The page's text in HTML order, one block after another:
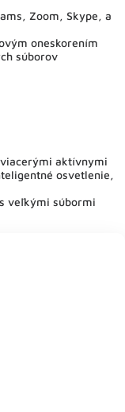
Zoom, Skype, a
oneskorením
súborov
aktívnymi
osvetlenie,
veľkými súbormi